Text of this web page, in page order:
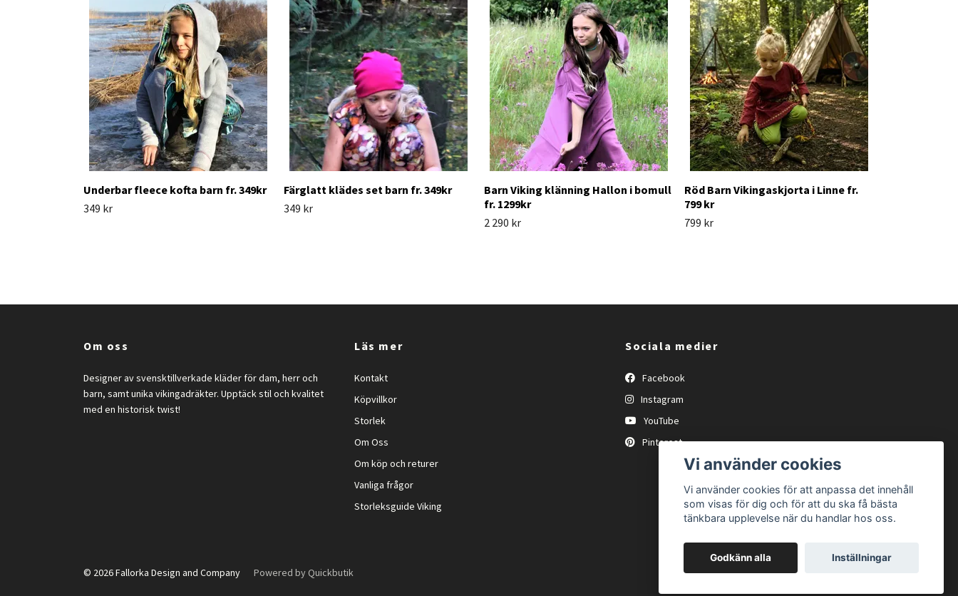
Underbar fleece kofta barn fr. 349kr
349 kr
Färglatt klädes set barn fr. 349kr
349 kr
Barn Viking klänning Hallon i bomull
fr. 1299kr
2 290 kr
Röd Barn Vikingaskjorta i Linne fr.
799 kr
799 kr
Om oss
Designer av svensktillverkade kläder för dam, herr och
barn, samt unika vikingadräkter. Upptäck stil och kvalitet
med en historisk twist!
Läs mer
Kontakt
Köpvillkor
Storlek
Om Oss
Om köp och returer
Vanliga frågor
Storleksguide Viking
Sociala medier
Facebook
Instagram
YouTube
Pinterest
© 2026 Fallorka Design and Company Powered by Quickbutik
Vi använder cookies
Vi använder cookies för att anpassa det innehåll
som visas för dig och för att du ska få bästa
tänkbara upplevelse när du handlar hos oss.
Godkänn alla Inställningar